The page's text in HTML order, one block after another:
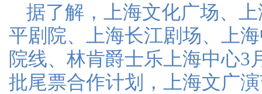
据了解，上海文化广场、
平剧院、上海长江剧场、上
院线、林肯爵士乐上海中心3
批尾票合作计划，上海文广